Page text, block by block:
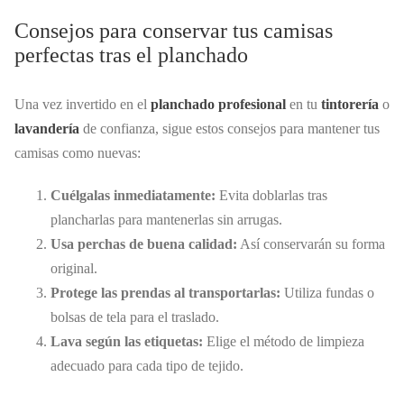
Consejos para conservar tus camisas
perfectas tras el planchado
Una vez invertido en el planchado profesional en tu tintorería o
lavandería de confianza, sigue estos consejos para mantener tus
camisas como nuevas:
Cuélgalas inmediatamente: Evita doblarlas tras
plancharlas para mantenerlas sin arrugas.
Usa perchas de buena calidad: Así conservarán su forma
original.
Protege las prendas al transportarlas: Utiliza fundas o
bolsas de tela para el traslado.
Lava según las etiquetas: Elige el método de limpieza
adecuado para cada tipo de tejido.